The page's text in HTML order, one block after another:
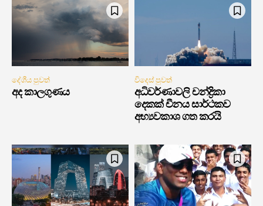
දේශීය පුවත්
අද කාලගුණය
විදෙස් පුවත්
අධිවර්ණාවලි චන්ද්‍රිකා
දෙකක් චීනය සාර්ථකව
අභ්‍යවකාශ ගත කරයි